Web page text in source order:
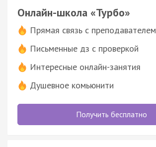
Онлайн-школа «Турбо»
Прямая связь с преподавателем
Письменные дз с проверкой
Интересные онлайн-занятия
Душевное комьюнити
Получить бесплатно